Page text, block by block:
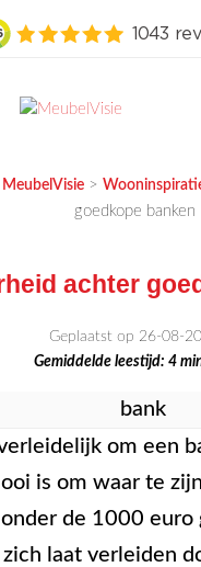
MeubelVisie >
goedkope banken
achter
Geplaatst op 26-08-
Gemiddelde leestijd: 4
om een
is om waar te
de 1000 euro
laat verleiden